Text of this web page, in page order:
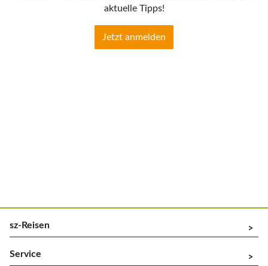
aktuelle Tipps!
Jetzt anmelden
sz-Reisen ^
Service ^